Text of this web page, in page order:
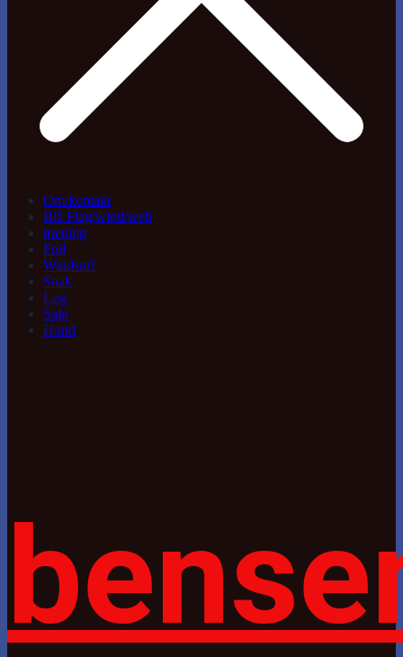
Om/kontakt
Blå Flag/wind/web
træning
Foil
Windsurf
Snak
Log
Salg
Hund